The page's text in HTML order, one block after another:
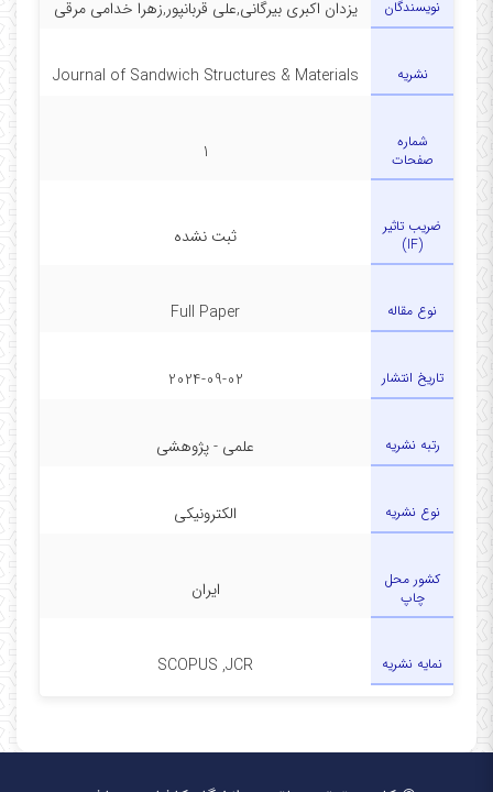
نویسندگان یزدان اکبری بیرگانی,علی قربانپور,زهرا خدامی مرقی
نشریه Journal of Sandwich Structures & Materials
شماره
صفحات
1
ضریب تاثیر
(IF)
ثبت نشده
نوع مقاله Full Paper
تاریخ انتشار 2024-09-02
رتبه نشریه علمی - پژوهشی
نوع نشریه الکترونیکی
کشور محل
چاپ
ایران
نمایه نشریه SCOPUS ,JCR